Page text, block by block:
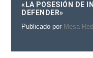
«LA POSESIÓN DE
DEFENDER»
Publicado por Mesa